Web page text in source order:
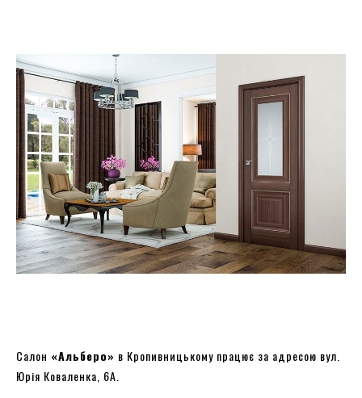
Салон «Альберо» в Кропивницькому працює за адресою вул.
Юрія Коваленка, 6А.